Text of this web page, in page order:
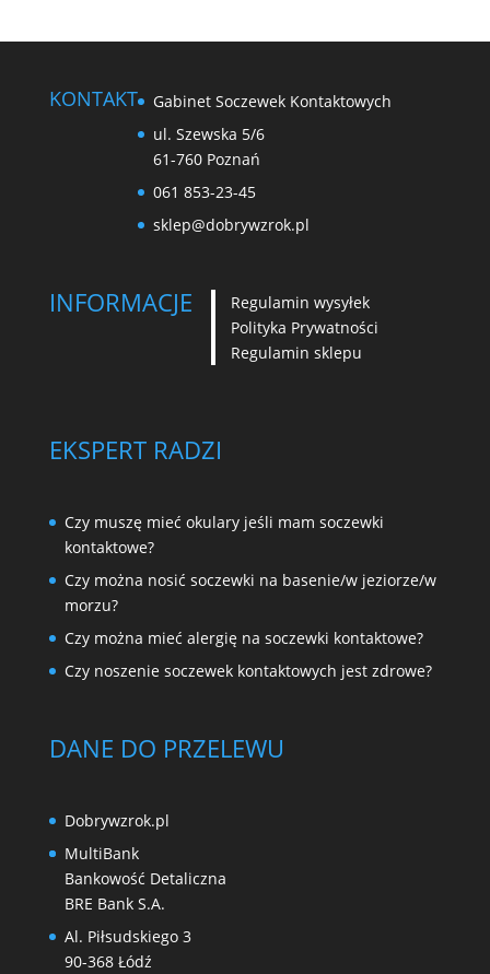
KONTAKT
Gabinet Soczewek Kontaktowych
ul. Szewska 5/6
61-760 Poznań
061 853-23-45
sklep@dobrywzrok.pl
INFORMACJE
Regulamin wysyłek
Polityka Prywatności
Regulamin sklepu
EKSPERT RADZI
Czy muszę mieć okulary jeśli mam soczewki
kontaktowe?
Czy można nosić soczewki na basenie/w jeziorze/w
morzu?
Czy można mieć alergię na soczewki kontaktowe?
Czy noszenie soczewek kontaktowych jest zdrowe?
DANE DO PRZELEWU
Dobrywzrok.pl
MultiBank
Bankowość Detaliczna
BRE Bank S.A.
Al. Piłsudskiego 3
90-368 Łódź